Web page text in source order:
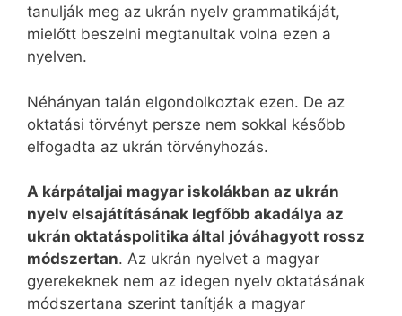
tanulják meg az ukrán nyelv grammatikáját,
mielőtt beszelni megtanultak volna ezen a
nyelven.
Néhányan talán elgondolkoztak ezen. De az
oktatási törvényt persze nem sokkal később
elfogadta az ukrán törvényhozás.
A kárpátaljai magyar iskolákban az ukrán
nyelv elsajátításának legfőbb akadálya az
ukrán oktatáspolitika által jóváhagyott rossz
módszertan. Az ukrán nyelvet a magyar
gyerekeknek nem az idegen nyelv oktatásának
módszertana szerint tanítják a magyar